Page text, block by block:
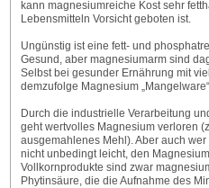
kann magnesiumreiche Kost sehr
Lebensmitteln Vorsicht geboten ist.
Ungünstig ist eine fett- und
Gesund, aber magnesiumarm sind
Selbst bei gesunder Ernährung mit
demzufolge Magnesium
Durch die industrielle Verarbeitung
geht wertvolles Magnesium verloren
ausgemahlenes Mehl). Aber auch
nicht unbedingt leicht, den
Vollkornprodukte sind zwar
Phytinsäure, die die Aufnahme des